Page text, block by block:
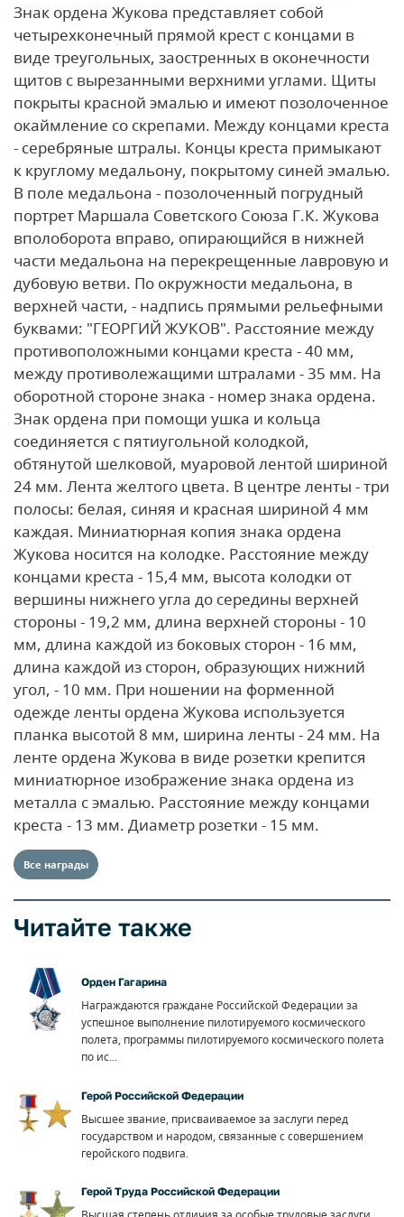
Знак ордена Жукова представляет собой
четырехконечный прямой крест с концами в
виде треугольных, заостренных в оконечности
щитов с вырезанными верхними углами. Щиты
покрыты красной эмалью и имеют позолоченное
окаймление со скрепами. Между концами креста
- серебряные штралы. Концы креста примыкают
к круглому медальону, покрытому синей эмалью.
В поле медальона - позолоченный погрудный
портрет Маршала Советского Союза Г.К. Жукова
вполоборота вправо, опирающийся в нижней
части медальона на перекрещенные лавровую и
дубовую ветви. По окружности медальона, в
верхней части, - надпись прямыми рельефными
буквами: "ГЕОРГИЙ ЖУКОВ". Расстояние между
противоположными концами креста - 40 мм,
между противолежащими штралами - 35 мм. На
оборотной стороне знака - номер знака ордена.
Знак ордена при помощи ушка и кольца
соединяется с пятиугольной колодкой,
обтянутой шелковой, муаровой лентой шириной
24 мм. Лента желтого цвета. В центре ленты - три
полосы: белая, синяя и красная шириной 4 мм
каждая. Миниатюрная копия знака ордена
Жукова носится на колодке. Расстояние между
концами креста - 15,4 мм, высота колодки от
вершины нижнего угла до середины верхней
стороны - 19,2 мм, длина верхней стороны - 10
мм, длина каждой из боковых сторон - 16 мм,
длина каждой из сторон, образующих нижний
угол, - 10 мм. При ношении на форменной
одежде ленты ордена Жукова используется
планка высотой 8 мм, ширина ленты - 24 мм. На
ленте ордена Жукова в виде розетки крепится
миниатюрное изображение знака ордена из
металла с эмалью. Расстояние между концами
креста - 13 мм. Диаметр розетки - 15 мм.
Все награды
Читайте также
Орден Гагарина
Награждаются граждане Российской Федерации за
успешное выполнение пилотируемого космического
полета, программы пилотируемого космического полета
по ис...
Герой Российской Федерации
Высшее звание, присваиваемое за заслуги перед
государством и народом, связанные с совершением
геройского подвига.
Герой Труда Российской Федерации